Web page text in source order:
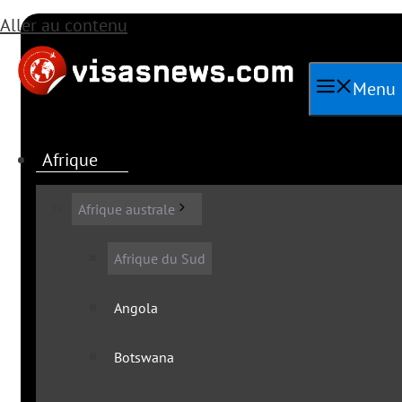
Aller au contenu
Menu
Afrique
Afrique australe
Afrique du Sud
Angola
Botswana